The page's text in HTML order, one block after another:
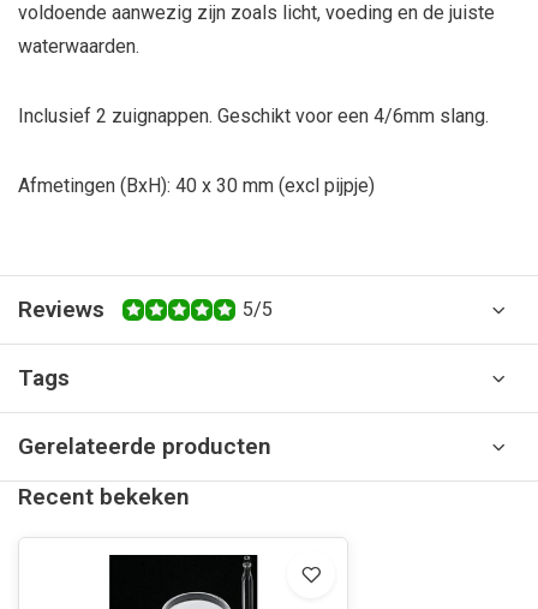
voldoende aanwezig zijn zoals licht, voeding en de juiste
waterwaarden.
Inclusief 2 zuignappen. Geschikt voor een 4/6mm slang.
Afmetingen (BxH): 40 x 30 mm (excl pijpje)
Reviews 5/5
Tags
Gerelateerde producten
Recent bekeken